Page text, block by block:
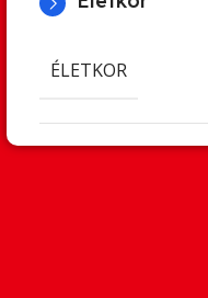
ÉLETKOR